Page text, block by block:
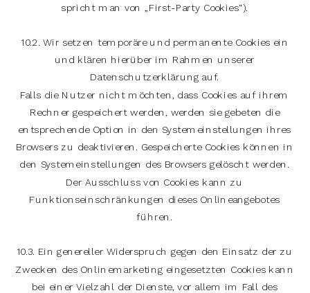
spricht man von „First-Party Cookies“).
10.2. Wir setzen temporäre und permanente Cookies ein
und klären hierüber im Rahmen unserer
Datenschutzerklärung auf.
Falls die Nutzer nicht möchten, dass Cookies auf ihrem
Rechner gespeichert werden, werden sie gebeten die
entsprechende Option in den Systemeinstellungen ihres
Browsers zu deaktivieren. Gespeicherte Cookies können in
den Systemeinstellungen des Browsers gelöscht werden.
Der Ausschluss von Cookies kann zu
Funktionseinschränkungen dieses Onlineangebotes
führen.
10.3. Ein genereller Widerspruch gegen den Einsatz der zu
Zwecken des Onlinemarketing eingesetzten Cookies kann
bei einer Vielzahl der Dienste, vor allem im Fall des